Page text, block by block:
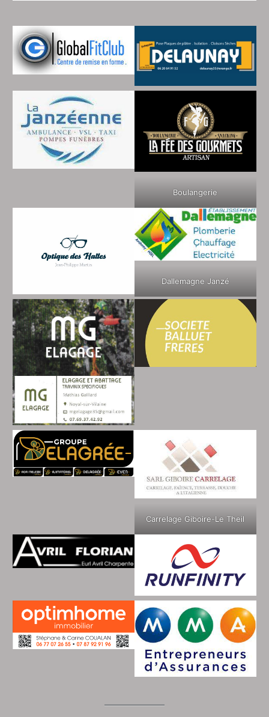
Boulangerie
Dallemagne Janzé
Carrelage Giboire-Le Theil